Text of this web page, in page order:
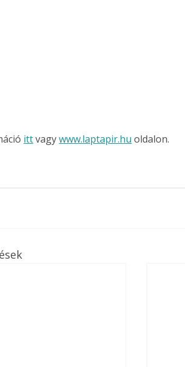
itt vagy www.laptapir.hu oldalon.